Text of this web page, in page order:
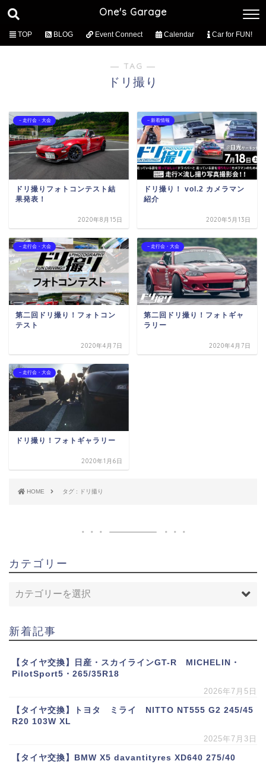
One's Garage
TOP BLOG Event Connect Calendar Car for FUN!
― TAG ―
ドリ撮り
－走行会・大会
ドリ撮りフォトコンテスト結
果発表！
2020年8月15日
－新着情報
ドリ撮り！ vol.2 カメラマン
紹介
2020年5月13日
－走行会・大会
第二回ドリ撮り！フォトコン
テスト
2020年4月7日
－走行会・大会
第二回ドリ撮り！フォトギャ
ラリー
2020年4月7日
－走行会・大会
ドリ撮り！フォトギャラリー
2020年1月6日
HOME タグ : ドリ撮り
カテゴリー
新着記事
【タイヤ交換】日産・スカイラインGT-R MICHELIN・
PilotSport5・265/35R18
2026年7月5日
【タイヤ交換】トヨタ ミライ NITTO NT555 G2 245/45
R20 103W XL
2025年7月3日
【タイヤ交換】BMW X5 davantityres XD640 275/40